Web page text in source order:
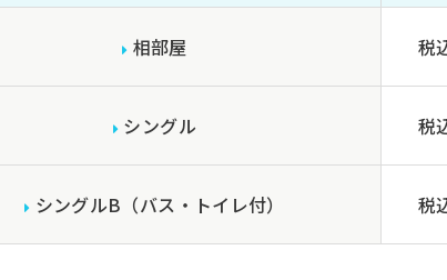
相部屋 税
シングル 税
シングルB（バス・トイレ付） 税